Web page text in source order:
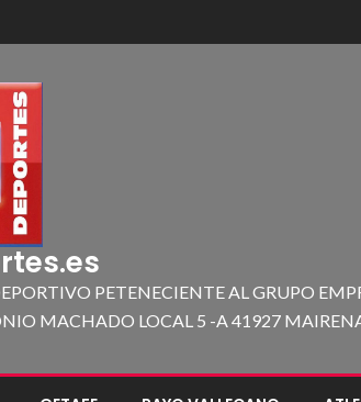
PETENECIENTE AL GRUPO
MACHADO LOCAL 5 -A 41927